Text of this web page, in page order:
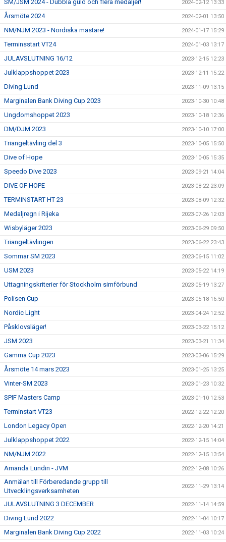
SM/JSM 2024 - Dubbla guld och flera medaljer! 2024-02-12 13:33
Årsmöte 2024 2024-02-01 13:50
NM/NJM 2023 - Nordiska mästare! 2024-01-17 15:29
Terminsstart VT24 2024-01-03 13:17
JULAVSLUTNING 16/12 2023-12-15 12:23
Julklappshoppet 2023 2023-12-11 15:22
Diving Lund 2023-11-09 13:15
Marginalen Bank Diving Cup 2023 2023-10-30 10:48
Ungdomshoppet 2023 2023-10-18 12:36
DM/DJM 2023 2023-10-10 17:00
Triangeltävling del 3 2023-10-05 15:50
Dive of Hope 2023-10-05 15:35
Speedo Dive 2023 2023-09-21 14:04
DIVE OF HOPE 2023-08-22 23:09
TERMINSTART HT 23 2023-08-09 12:32
Medaljregn i Rijeka 2023-07-26 12:03
Wisbyläger 2023 2023-06-29 09:50
Triangeltävlingen 2023-06-22 23:43
Sommar SM 2023 2023-06-15 11:02
USM 2023 2023-05-22 14:19
Uttagningskriterier för Stockholm simförbund 2023-05-19 13:27
Polisen Cup 2023-05-18 16:50
Nordic Light 2023-04-24 12:52
Påsklovsläger! 2023-03-22 15:12
JSM 2023 2023-03-21 11:34
Gamma Cup 2023 2023-03-06 15:29
Årsmöte 14 mars 2023 2023-01-25 13:25
Vinter-SM 2023 2023-01-23 10:32
SPIF Masters Camp 2023-01-10 12:53
Terminstart VT23 2022-12-22 12:20
London Legacy Open 2022-12-20 14:21
Julklappshoppet 2022 2022-12-15 14:04
NM/NJM 2022 2022-12-15 13:54
Amanda Lundin - JVM 2022-12-08 10:26
Anmälan till Förberedande grupp till
Utvecklingsverksamheten
2022-11-29 13:14
JULAVSLUTNING 3 DECEMBER 2022-11-14 14:59
Diving Lund 2022 2022-11-04 10:17
Marginalen Bank Diving Cup 2022 2022-11-03 10:24